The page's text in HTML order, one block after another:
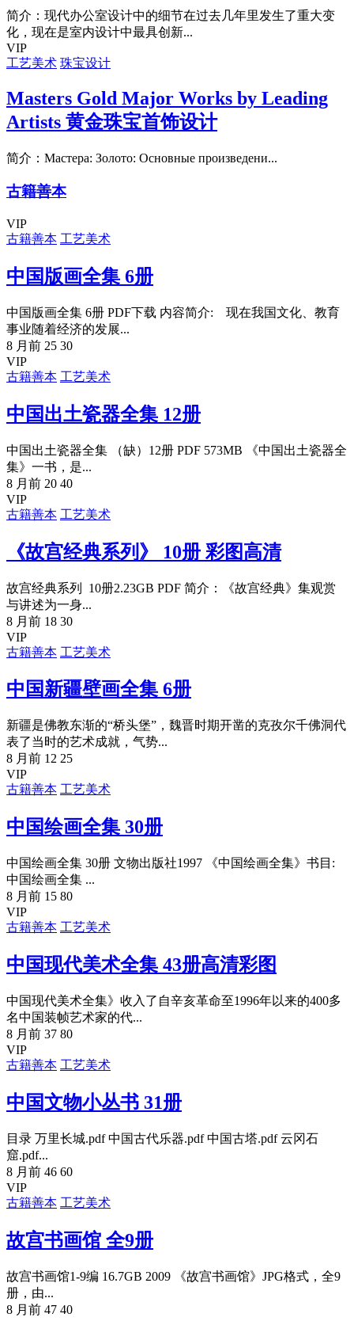
简介：现代办公室设计中的细节在过去几年里发生了重大变
化，现在是室内设计中最具创新...
VIP
工艺美术 珠宝设计
Masters Gold Major Works by Leading
Artists 黄金珠宝首饰设计
简介：Мастера: Золото: Основные произведени...
古籍善本
VIP
古籍善本 工艺美术
中国版画全集 6册
中国版画全集 6册 PDF下载 内容简介: 现在我国文化、教育
事业随着经济的发展...
8 月前 25 30
VIP
古籍善本 工艺美术
中国出土瓷器全集 12册
中国出土瓷器全集 （缺）12册 PDF 573MB 《中国出土瓷器全
集》一书，是...
8 月前 20 40
VIP
古籍善本 工艺美术
《故宫经典系列》 10册 彩图高清
故宫经典系列 10册2.23GB PDF 简介：《故宫经典》集观赏
与讲述为一身...
8 月前 18 30
VIP
古籍善本 工艺美术
中国新疆壁画全集 6册
新疆是佛教东渐的“桥头堡”，魏晋时期开凿的克孜尔千佛洞代
表了当时的艺术成就，气势...
8 月前 12 25
VIP
古籍善本 工艺美术
中国绘画全集 30册
中国绘画全集 30册 文物出版社1997 《中国绘画全集》书目:
中国绘画全集 ...
8 月前 15 80
VIP
古籍善本 工艺美术
中国现代美术全集 43册高清彩图
中国现代美术全集》收入了自辛亥革命至1996年以来的400多
名中国装帧艺术家的代...
8 月前 37 80
VIP
古籍善本 工艺美术
中国文物小丛书 31册
目录 万里长城.pdf 中国古代乐器.pdf 中国古塔.pdf 云冈石
窟.pdf...
8 月前 46 60
VIP
古籍善本 工艺美术
故宫书画馆 全9册
故宫书画馆1-9编 16.7GB 2009 《故宫书画馆》JPG格式，全9
册，由...
8 月前 47 40